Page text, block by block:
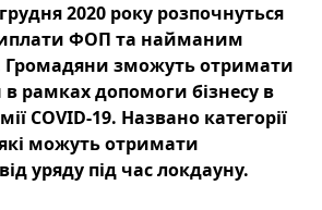
2020 року розпочнуться
ФОП та найманим
Громадяни зможуть отримати
в рамках допомоги бізнесу в
COVID-19. Названо категорії
можуть отримати
уряду під час локдауну.